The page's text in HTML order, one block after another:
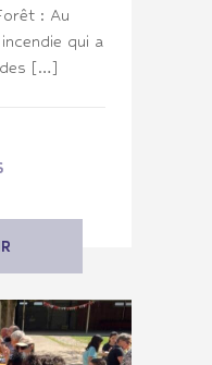
: Au
qui a
[…]